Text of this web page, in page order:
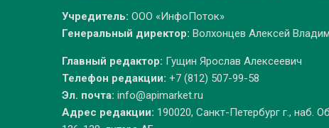
Учредитель: ООО «ИнфоПоток»
Генеральный директор: Волхонцев Алексей
Главный редактор: Гущин Ярослав Алексеевич
Телефон редакции: +7 (812) 507-99-58
Эл. почта: info@apimarket.ru
Адрес редакции: 190020, Санкт-Петербург г., наб.